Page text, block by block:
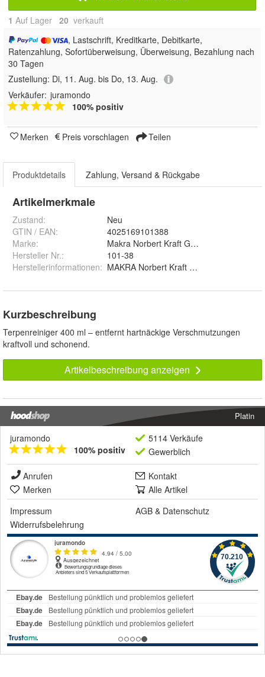
1 Auf Lager 20 verkauft
, Lastschrift, Kreditkarte, Debitkarte,
Ratenzahlung, Sofortüberweisung, Überweisung, Bezahlung nach
30 Tagen
Zustellung: Di, 11. Aug. bis Do, 13. Aug.
Verkäufer: juramondo
100% positiv
Merken Preis vorschlagen Teilen
Produktdetails Zahlung, Versand & Rückgabe
Artikelmerkmale
Zustand:
Neu
GTIN / EAN:
4025169101388
Marke:
Makra Norbert Kraft GmbH
Hersteller Nr.:
101-38
Herstellerinformationen: MAKRA Norbert Kraft GmbH,
Kurzbeschreibung
Terpenreiniger 400 ml – entfernt hartnäckige Verschmutzungen
kraftvoll und schonend.
Artikelbeschreibung anzeigen
Platin
juramondo
100% positiv
5114 Verkäufe
Gewerblich
Anrufen
Kontakt
Merken
Alle Artikel
Impressum
AGB & Datenschutz
Widerrufsbelehrung